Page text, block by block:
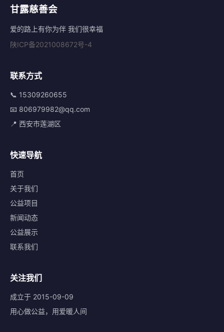
甘露慈善会
爱的路上有你为伴 我们很幸福
陕ICP备2021008672号-4
联系方式
📞 15309260655
📧 806979982@qq.com
📍 西安市莲湖区
快速导航
首页
关于我们
公益项目
新闻动态
公益展示
联系我们
关注我们
成立于 2015-09-09
用心做公益，用爱暖人间